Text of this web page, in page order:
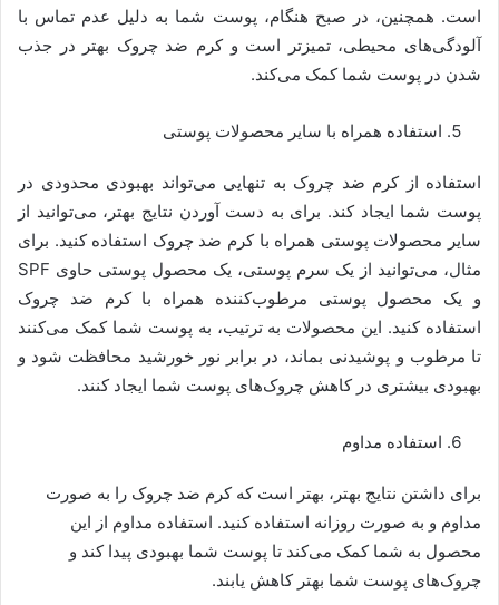
است. همچنین، در صبح هنگام، پوست شما به دلیل عدم تماس با
آلودگی‌های محیطی، تمیزتر است و کرم ضد چروک بهتر در جذب
شدن در پوست شما کمک می‌کند.
استفاده همراه با سایر محصولات پوستی
استفاده از کرم ضد چروک به تنهایی می‌تواند بهبودی محدودی در
پوست شما ایجاد کند. برای به دست آوردن نتایج بهتر، می‌توانید از
سایر محصولات پوستی همراه با کرم ضد چروک استفاده کنید. برای
مثال، می‌توانید از یک سرم پوستی، یک محصول پوستی حاوی SPF
و یک محصول پوستی مرطوب‌کننده همراه با کرم ضد چروک
استفاده کنید. این محصولات به ترتیب، به پوست شما کمک می‌کنند
تا مرطوب و پوشیدنی بماند، در برابر نور خورشید محافظت شود و
بهبودی بیشتری در کاهش چروک‌های پوست شما ایجاد کنند.
استفاده مداوم
برای داشتن نتایج بهتر، بهتر است که کرم ضد چروک را به صورت
مداوم و به صورت روزانه استفاده کنید. استفاده مداوم از این
محصول به شما کمک می‌کند تا پوست شما بهبودی پیدا کند و
چروک‌های پوست شما بهتر کاهش یابند.